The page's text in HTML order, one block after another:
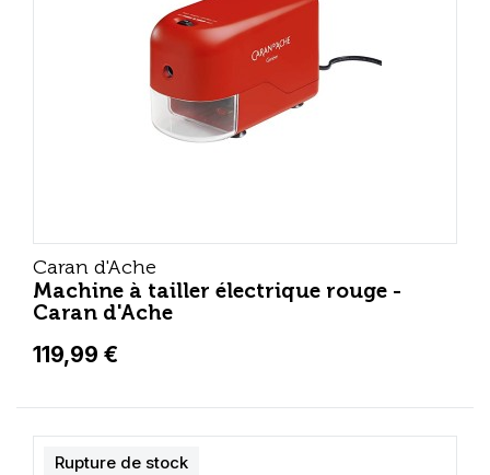
Caran d'Ache
Machine à tailler électrique rouge -
Caran d'Ache
119,99 €
Rupture de stock